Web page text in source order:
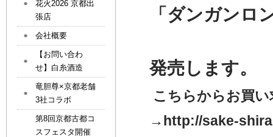
「ダンガンロ
発売します。
こちらからお買
→http://sake-
花火2026 京都出
張店
会社概要
【お問い合わ
せ】白糸酒造
竜胆尊×京都老舗
3社コラボ
第8回京都古都コ
スフェスタ開催